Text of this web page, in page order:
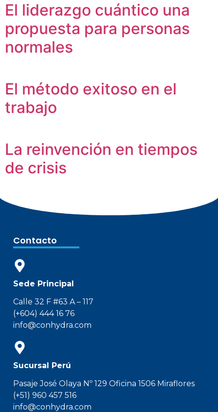
El liderazgo cuántico una
propuesta para personas
normales
El método exitoso en el
trabajo
La reinvención en tiempos
de crisis
Contacto
Sede Principal
Calle 32 F #63 A – 117
(+604) 444 16 76
info@conhydra.com
Sucursal Perú
Pasaje José Olaya Nº 129 Oficina 1506 Miraflores
(+51) 960 457 516
info@conhydra.com